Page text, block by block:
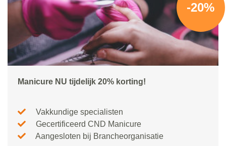
-20%
Manicure NU tijdelijk 20% korting!
Vakkundige specialisten
Gecertificeerd CND Manicure
Aangesloten bij Brancheorganisatie